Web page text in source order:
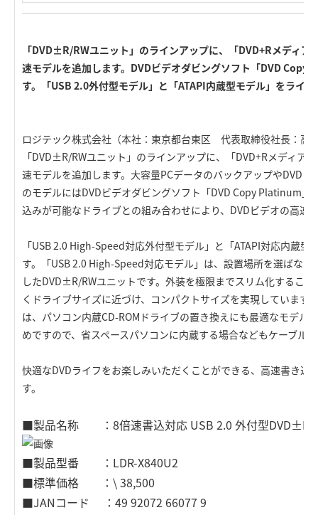
「DVD±R/RWユニット」のラインアップに、「DVD+Rメディア
速モデルを追加します。DVDビデオダビングソフト「DVD Copy
す。「USB 2.0外付型モデル」と「ATAPI内蔵型モデル」をライ
ロジテック株式会社（本社：東京都台東区 代表取締役社長：高
「DVD±R/RWユニット」のラインアップに、「DVD+Rメディア
速モデルを追加します。大容量PCデータのバックアップやDVD
のモデルにはDVDビデオダビングソフト「DVD Copy Platinum」
込みが可能なドライブとの組み合わせにより、DVDビデオの高速
「USB 2.0 High-Speed対応外付型モデル」と「ATAPI対応内蔵型
す。「USB 2.0 High-Speed対応モデル」は、設置場所を選ばな
したDVD±R/RWユニットです。外装を極限までスリム化するこ
くドライブサイズに近づけ、コンパクトサイズを実現しています
は、パソコン内蔵CD-ROMドライブの置き換えにも最適なモデル
めですので、省スペースパソコンに内蔵する場合などもケーブル
快適なDVDライフをお楽しみいただくことができる、高速書き込
す。
■製品名称 ：8倍速書込対応 USB 2.0 外付型DVD±R/
■製品型番 ：LDR-X840U2
■標準価格 ：\ 38,500
■JANコード ：49 92072 66077 9